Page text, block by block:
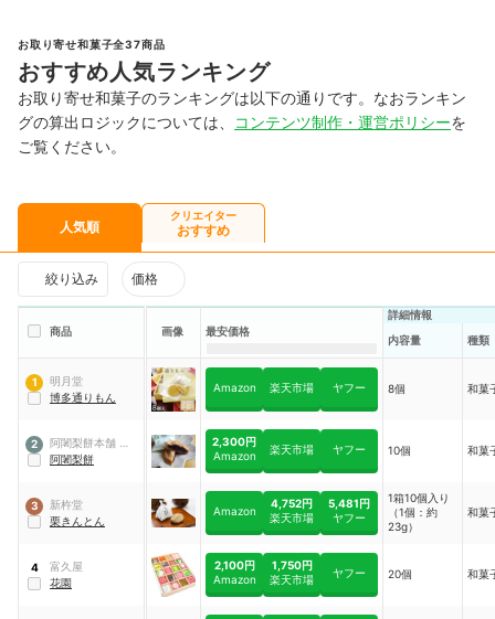
お取り寄せ和菓子全37商品
おすすめ人気ランキング
お取り寄せ和菓子のランキングは以下の通りです。なおランキン
グの算出ロジックについては、
コンテンツ制作・運営ポリシーを
ご覧ください。
人気順
クリエイター
おすすめ
絞り込み 価格
商品 画像 最安価格
詳細情報
内容量
種類
1
明月堂
博多通りもん
Amazon 楽天市場 ヤフー 8個 和菓
2
阿闍梨餅本舗 京菓
子司 -満月
阿闍梨餅
2,300円
Amazon
楽天市場 ヤフー 10個 和菓
3
新杵堂
栗きんとん
Amazon
4,752円
楽天市場
5,481円
ヤフー
1箱10個入り
（1個：約
23g）
和菓
4
富久屋
花園
2,100円
Amazon
1,750円
楽天市場
ヤフー 20個 和菓